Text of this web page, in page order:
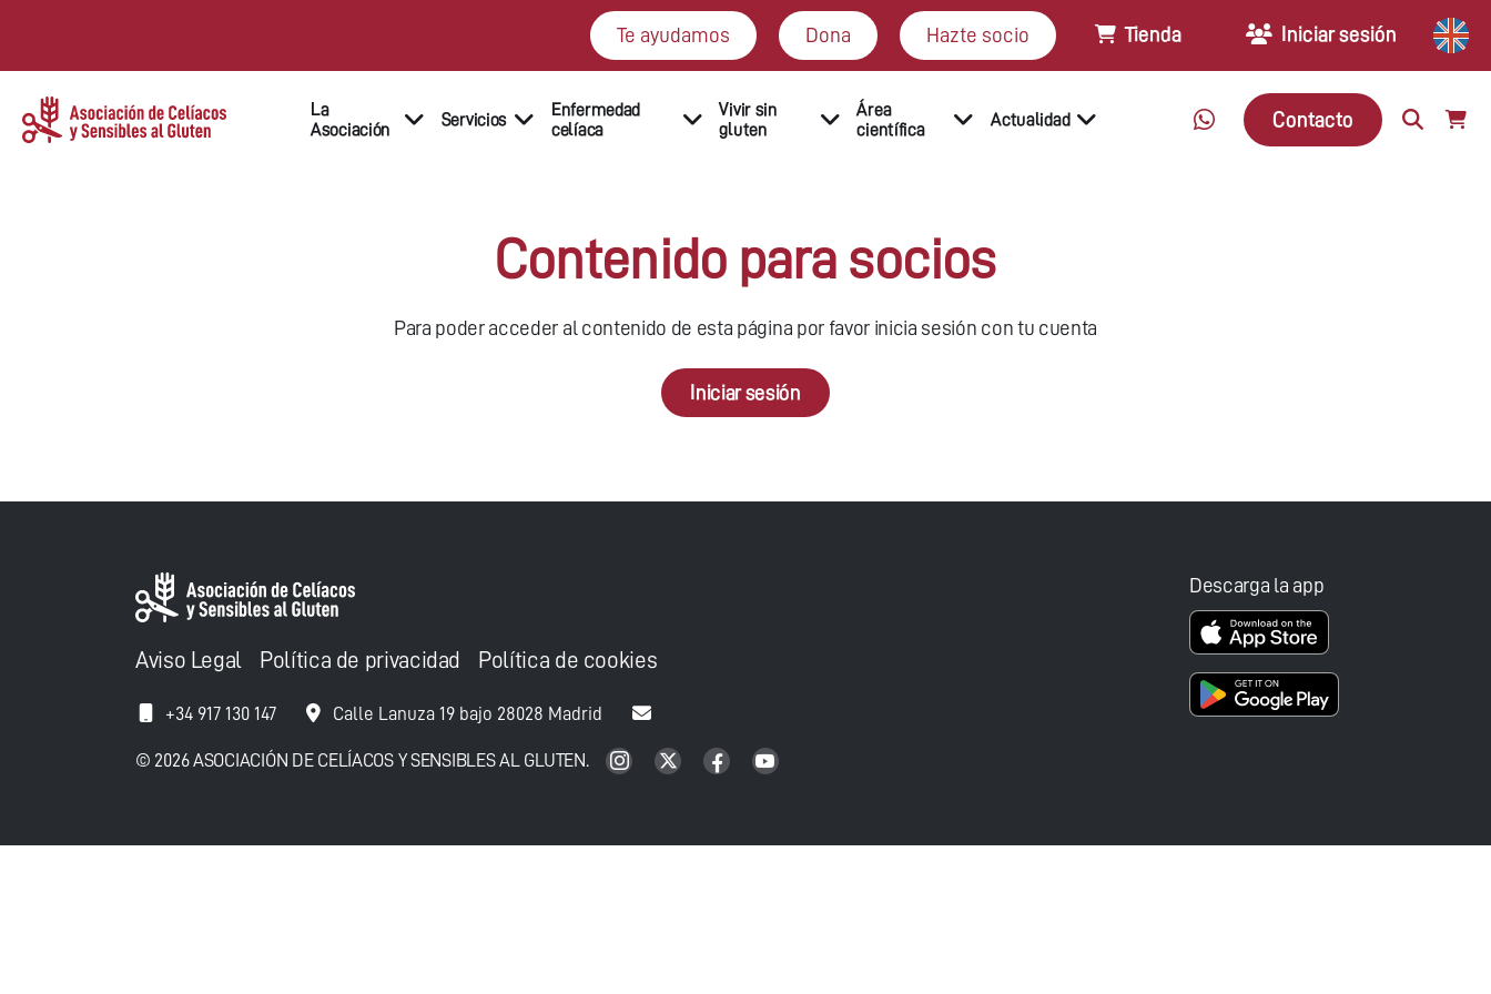
Te ayudamos Dona Hazte socio Tienda Iniciar sesión
La
Asociación
Servicios
Enfermedad
celíaca
Vivir sin
gluten
Área
científica
Actualidad Contacto
Contenido para socios
Para poder acceder al contenido de esta página por favor inicia sesión con tu cuenta
Iniciar sesión
Aviso Legal Política de privacidad Política de cookies
+34 917 130 147 Calle Lanuza 19 bajo 28028 Madrid
© 2026 ASOCIACIÓN DE CELÍACOS Y SENSIBLES AL GLUTEN.
Descarga la app